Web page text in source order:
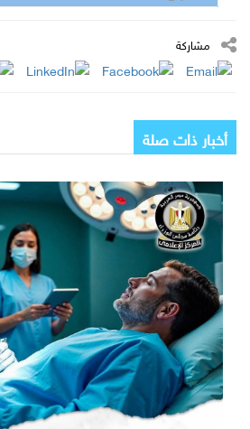
مشاركة
أخبار ذات صلة